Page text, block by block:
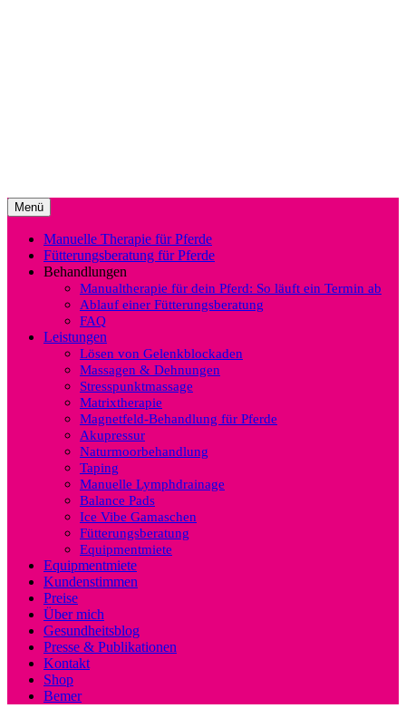
Menü
Manuelle Therapie für Pferde
Fütterungsberatung für Pferde
Behandlungen
Manualtherapie für dein Pferd: So läuft ein Termin ab
Ablauf einer Fütterungsberatung
FAQ
Leistungen
Lösen von Gelenkblockaden
Massagen & Dehnungen
Stresspunktmassage
Matrixtherapie
Magnetfeld-Behandlung für Pferde
Akupressur
Naturmoorbehandlung
Taping
Manuelle Lymphdrainage
Balance Pads
Ice Vibe Gamaschen
Fütterungsberatung
Equipmentmiete
Equipmentmiete
Kundenstimmen
Preise
Über mich
Gesundheitsblog
Presse & Publikationen
Kontakt
Shop
Bemer